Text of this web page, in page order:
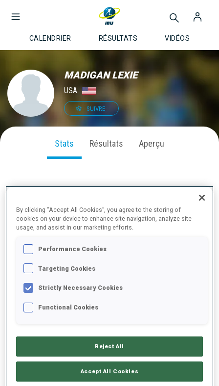
CALENDRIER RÉSULTATS VIDÉOS
MADIGAN LEXIE
USA
SUIVRE
Stats Résultats Aperçu
2025/2026
MOYENNE DE PERFORMANCE
TIR COUCHÉ
Données non disponibles
By clicking “Accept All Cookies”, you agree to the storing of
cookies on your device to enhance site navigation, analyze site
usage, and assist in our marketing efforts.
Performance Cookies
Targeting Cookies
Strictly Necessary Cookies
Functional Cookies
Reject All
Accept All Cookies